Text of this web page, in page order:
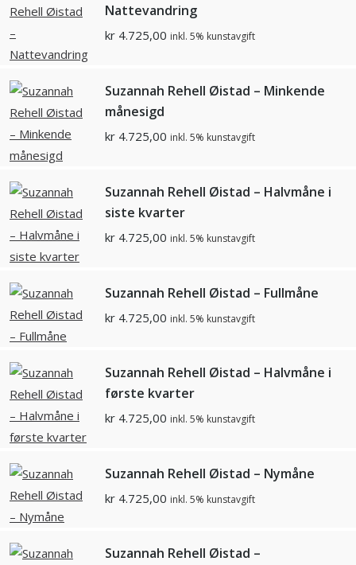
Nattevandring
kr 4.725,00 inkl. 5% kunstavgift
Suzannah Rehell Øistad – Minkende
månesigd
kr 4.725,00 inkl. 5% kunstavgift
Suzannah Rehell Øistad – Halvmåne i
siste kvarter
kr 4.725,00 inkl. 5% kunstavgift
Suzannah Rehell Øistad – Fullmåne
kr 4.725,00 inkl. 5% kunstavgift
Suzannah Rehell Øistad – Halvmåne i
første kvarter
kr 4.725,00 inkl. 5% kunstavgift
Suzannah Rehell Øistad – Nymåne
kr 4.725,00 inkl. 5% kunstavgift
Suzannah Rehell Øistad –